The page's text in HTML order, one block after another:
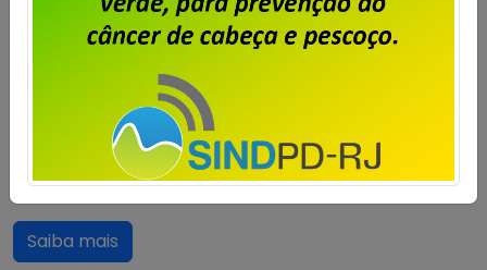
Em assembleia realizada ontem, 30 de julho, na sede
Dataprev aprovaram a proposta de pagamento da
PLR 2026. Foi aprovada também a cobrança de 6%
de Contribuição para Custeio Sindical sobre a PLR
2026, com desconto limitado a 240,00 e direito a
oposição por parte daqueles que não […]
Saiba mais